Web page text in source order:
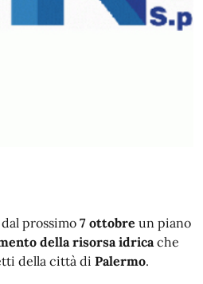
prossimo 7 ottobre un piano
della risorsa idricache
della città di Palermo.